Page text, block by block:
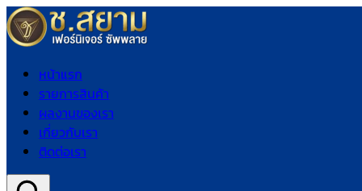
หน้าแรก
รายการสินค้า
ผลงานของเรา
เกี่ยวกับเรา
ติดต่อเรา